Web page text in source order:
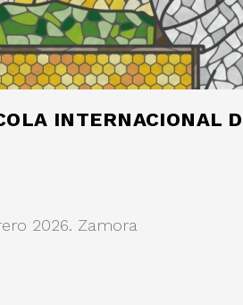
INTERNACIONAL
2026. Zamora